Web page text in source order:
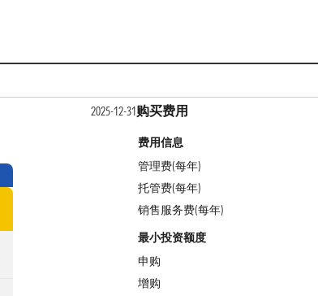
2025-12-31购买费用
费用信息
管理费(每年)
托管费(每年)
销售服务费(每年)
最小投资额度
申购
增购